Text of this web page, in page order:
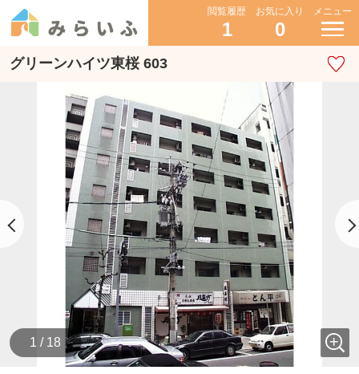
閲覧履歴
1
お気に入り
0
メニュー
グリーンハイツ東桜 603
1 / 18